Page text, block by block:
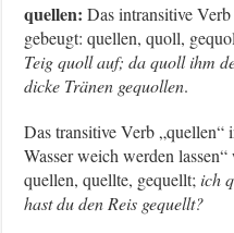
quellen: Das intransitive
gebeugt: quellen, quoll,
Teig quoll auf; da quoll ihm
dicke Tränen gequollen.
Das transitive Verb „quellen“
Wasser weich werden
quellen, quellte, gequellt;ich
hast du den Reis gequellt?